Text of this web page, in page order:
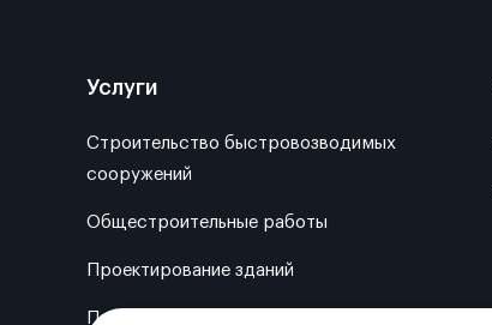
Услуги
Строительство быстровозводимых
сооружений
Общестроительные работы
Проектирование зданий
Производство металлоконструкций